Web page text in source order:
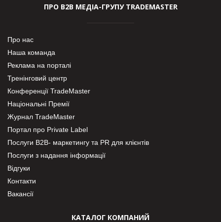
ПРО В2В МЕДІА-ГРУПУ TRADEMASTER
Про нас
Наша команда
Реклама на порталі
Тренінговий центр
Конференції TradeMaster
Національні Премії
Журнал TradeMaster
Портал про Private Label
Послуги В2В- маркетингу та PR для клієнтів
Послуги з надання інформації
Відгуки
Контакти
Вакансії
КАТАЛОГ КОМПАНИЙ